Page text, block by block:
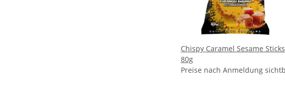
Chispy Caramel Sesame Sticks
80g
Preise nach Anmeldung